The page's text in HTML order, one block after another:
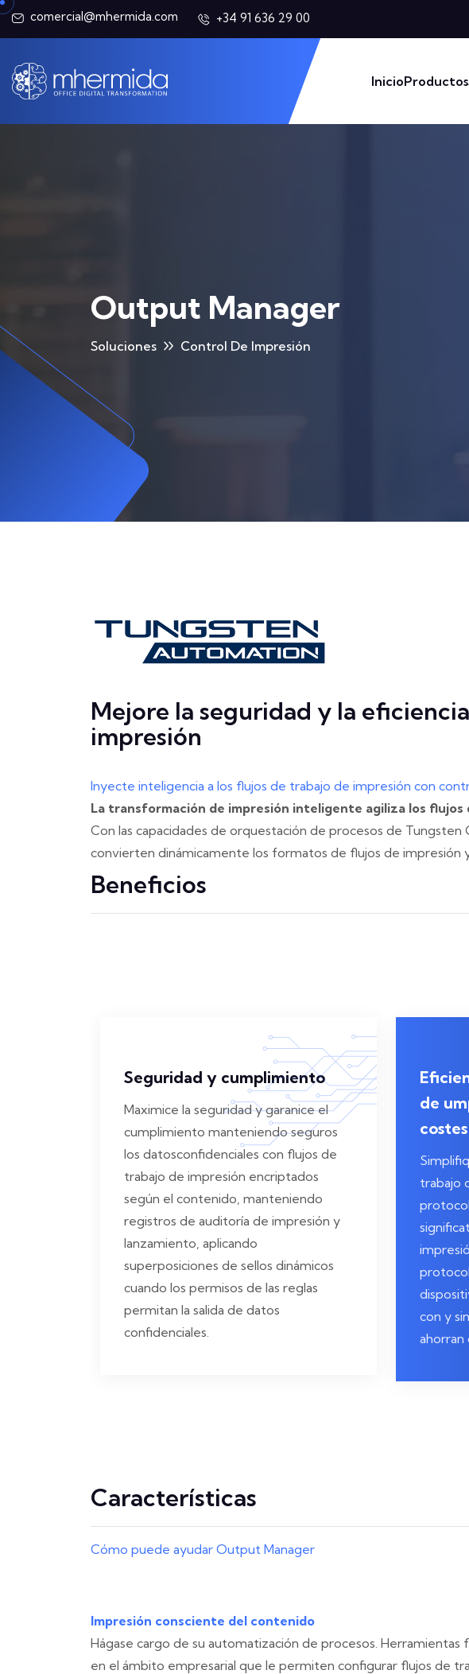
comercial@mhermida.com +34 91 636 29 00
InicioProductos
Output Manager
Soluciones Control De Impresión
Mejore la seguridad y la
impresión
Inyecte inteligencia a los flujos de trabajo de impresión con
La transformación de impresión inteligente agiliza los flujos
Con las capacidades de orquestación de procesos de
convierten dinámicamente los formatos de flujos de impresión
Beneficios
Seguridad y cumplimiento
Maximice la seguridad y garanice el
cumplimiento manteniendo seguros
los datosconfidenciales con flujos de
trabajo de impresión encriptados
según el contenido, manteniendo
registros de auditoría de impresión y
lanzamiento, aplicando
superposiciones de sellos dinámicos
cuando los permisos de las reglas
permitan la salida de datos
confidenciales.
de
costes
trabajo
con y
ahorran
Características
Cómo puede ayudar Output Manager
Impresión consciente del contenido
Hágase cargo de su automatización de procesos. Herramientas
en el ámbito empresarial que le permiten configurar flujos de